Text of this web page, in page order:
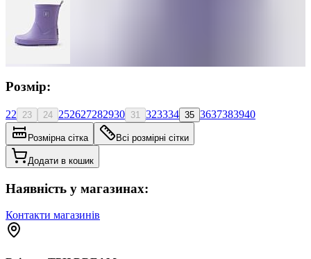
Розмір:
22 23 24 252627282930 31 323334 35 3637383940
Розмірна сітка Всі розмірні сітки
Додати в кошик
Наявність у магазинах:
Контакти магазинів